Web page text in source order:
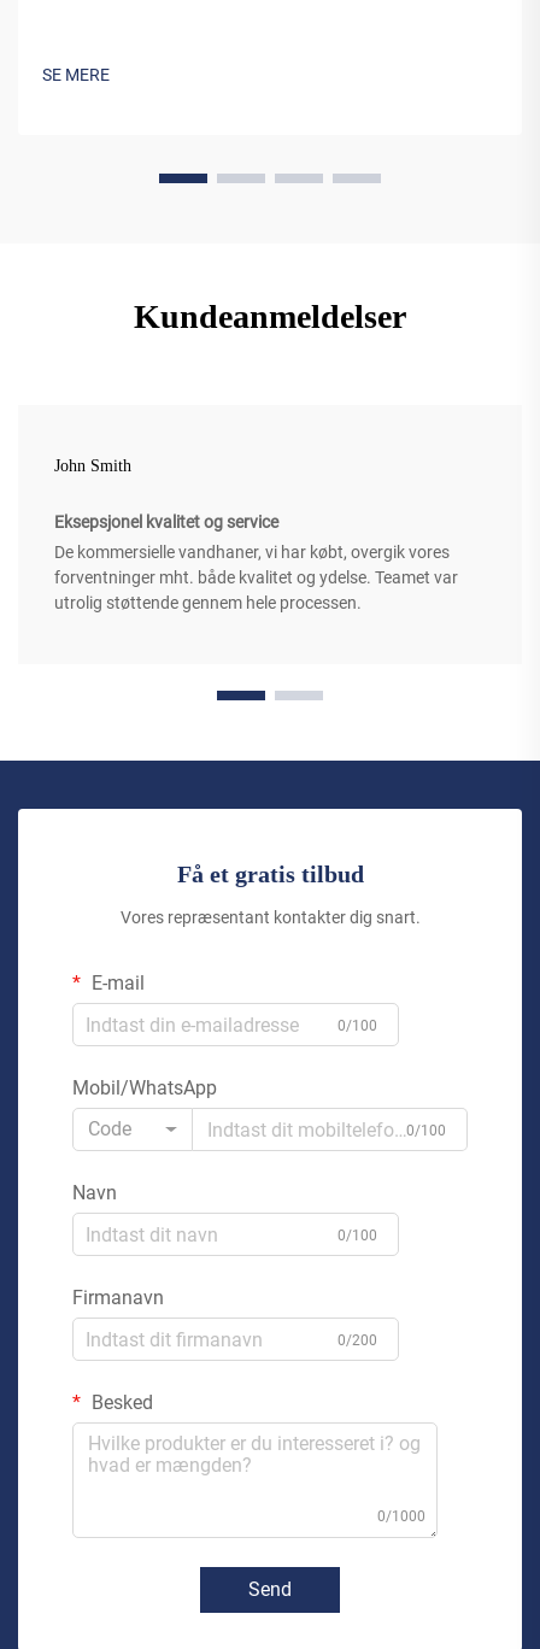
SE MERE
Kundeanmeldelser
John Smith
Eksepsjonel kvalitet og service
De kommersielle vandhaner, vi har købt, overgik vores
forventninger mht. både kvalitet og ydelse. Teamet var
utrolig støttende gennem hele processen.
Få et gratis tilbud
Vores repræsentant kontakter dig snart.
E-mail
0/100
Mobil/WhatsApp
Code
0/100
Navn
0/100
Firmanavn
0/200
Besked
0/1000
Send